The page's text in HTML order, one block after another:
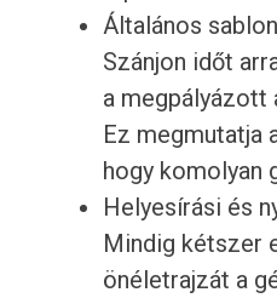
Általános
Szánjon időt
a megpályázott
Ez megmutatja
hogy komolyan
Helyesírási és
Mindig kétszer
önéletrajzát a